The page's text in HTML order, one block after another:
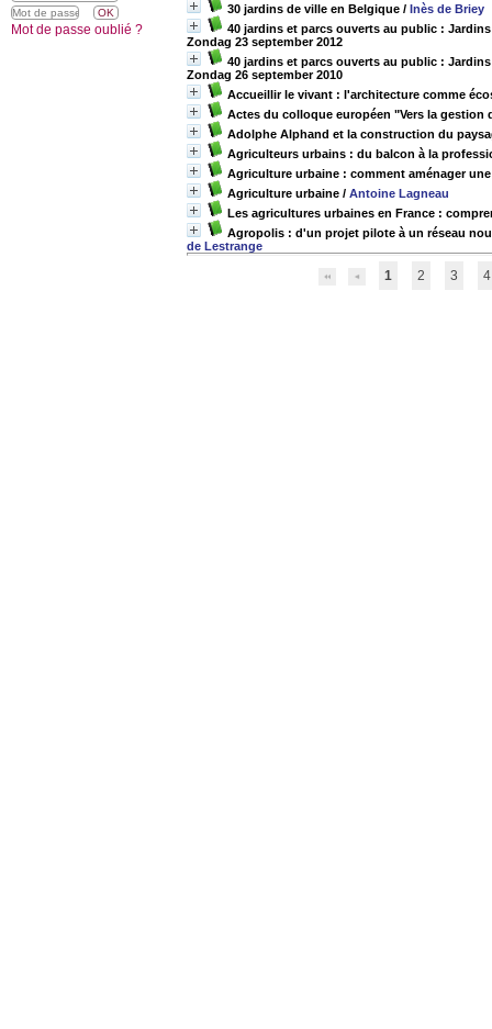
30 jardins de ville en Belgique / Inès de Briey
40 jardins et parcs ouverts au public :
Zondag 23 september 2012
40 jardins et parcs ouverts au public :
Zondag 26 september 2010
Accueillir le vivant : l'architecture comme
Actes du colloque européen "Vers la gestion
Adolphe Alphand et la construction du
Agriculteurs urbains : du balcon à la
Agriculture urbaine : comment aménager
Agriculture urbaine / Antoine Lagneau
Les agricultures urbaines en France :
Agropolis : d'un projet pilote à un réseau
de Lestrange
1 2 3 4
Mot de passe oublié ?